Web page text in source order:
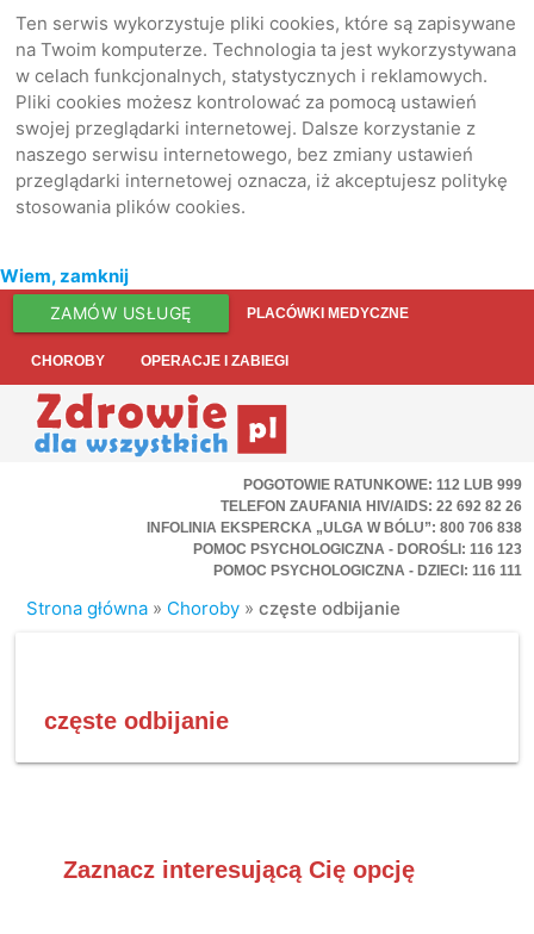
Ten serwis wykorzystuje pliki cookies, które są zapisywane
na Twoim komputerze. Technologia ta jest wykorzystywana
w celach funkcjonalnych, statystycznych i reklamowych.
Pliki cookies możesz kontrolować za pomocą ustawień
swojej przeglądarki internetowej. Dalsze korzystanie z
naszego serwisu internetowego, bez zmiany ustawień
przeglądarki internetowej oznacza, iż akceptujesz politykę
stosowania plików cookies.
Wiem, zamknij
ZAMÓW USŁUGĘ PLACÓWKI MEDYCZNE
CHOROBY OPERACJE I ZABIEGI
POGOTOWIE RATUNKOWE: 112 LUB 999
TELEFON ZAUFANIA HIV/AIDS: 22 692 82 26
INFOLINIA EKSPERCKA „ULGA W BÓLU”: 800 706 838
POMOC PSYCHOLOGICZNA - DOROŚLI: 116 123
POMOC PSYCHOLOGICZNA - DZIECI: 116 111
Strona główna » Choroby »częste odbijanie
częste odbijanie
Zaznacz interesującą Cię opcję